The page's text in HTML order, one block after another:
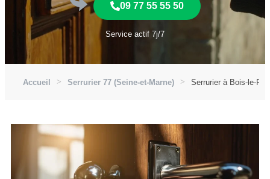
09 77 55 55 50
Service actif 7j/7
Accueil Serrurier 77 (Seine-et-Marne) Serrurier à Bois-le-Roi